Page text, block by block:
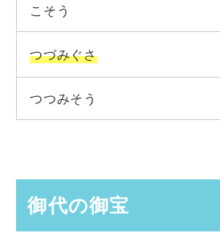
こそう
つづみぐさ
つつみそう
御代の御宝